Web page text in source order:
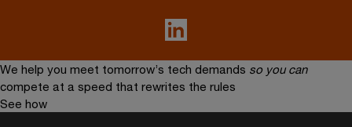
We help you meet tomorrow’s tech demands so you can
compete at a speed that rewrites the rules
See how